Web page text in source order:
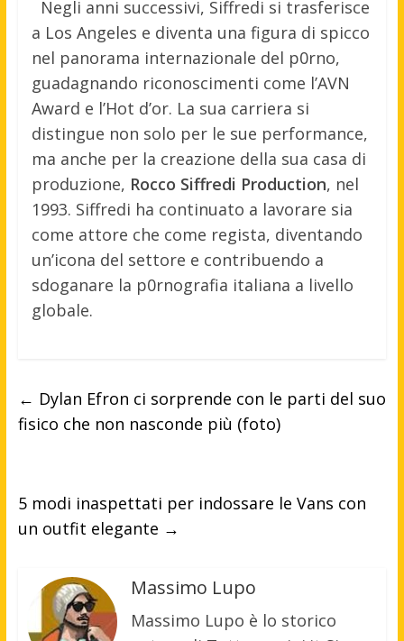
Negli anni successivi, Siffredi si trasferisce
a Los Angeles e diventa una figura di spicco
nel panorama internazionale del p0rno,
guadagnando riconoscimenti come l’AVN
Award e l’Hot d’or. La sua carriera si
distingue non solo per le sue performance,
ma anche per la creazione della sua casa di
produzione, Rocco Siffredi Production, nel
1993. Siffredi ha continuato a lavorare sia
come attore che come regista, diventando
un’icona del settore e contribuendo a
sdoganare la p0rnografia italiana a livello
globale.
← Dylan Efron ci sorprende con le parti del suo
fisico che non nasconde più (foto)
5 modi inaspettati per indossare le Vans con
un outfit elegante →
Massimo Lupo
Massimo Lupo è lo storico